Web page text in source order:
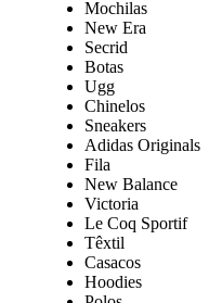
Mochilas
New Era
Secrid
Botas
Ugg
Chinelos
Sneakers
Adidas Originals
Fila
New Balance
Victoria
Le Coq Sportif
Têxtil
Casacos
Hoodies